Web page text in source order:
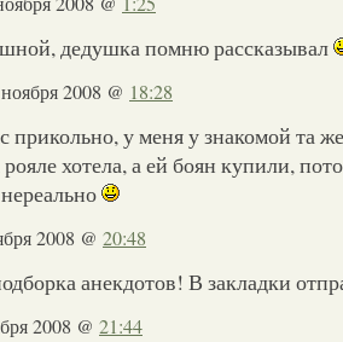
дедушка помню рассказывал
2008 @ 18:28
прикольно, у меня у знакомой та
хотела, а ей боян купили,
2008 @ 20:48
анекдотов! В закладки
2008 @ 21:44